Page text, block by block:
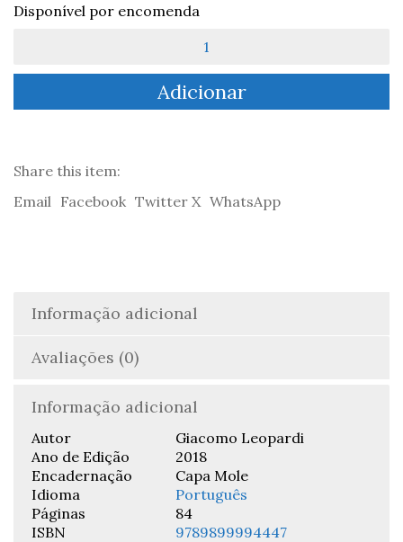
Disponível por encomenda
A
de
Morte
Porta-
Leopardi
Adicionar
Share this item:
Email Facebook Twitter X WhatsApp
Informação adicional
Avaliações (0)
Informação adicional
Autor
Giacomo Leopardi
Ano de Edição
2018
Encadernação
Capa Mole
Idioma
Português
Páginas
84
ISBN
9789899994447